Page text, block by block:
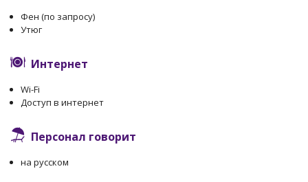
Фен (по запросу)
Утюг
Интернет
Wi-Fi
Доступ в интернет
Персонал говорит
на русском